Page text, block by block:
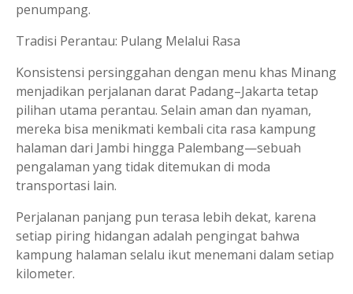
penumpang.
Tradisi Perantau: Pulang Melalui Rasa
Konsistensi persinggahan dengan menu khas Minang
menjadikan perjalanan darat Padang–Jakarta tetap
pilihan utama perantau. Selain aman dan nyaman,
mereka bisa menikmati kembali cita rasa kampung
halaman dari Jambi hingga Palembang—sebuah
pengalaman yang tidak ditemukan di moda
transportasi lain.
Perjalanan panjang pun terasa lebih dekat, karena
setiap piring hidangan adalah pengingat bahwa
kampung halaman selalu ikut menemani dalam setiap
kilometer.